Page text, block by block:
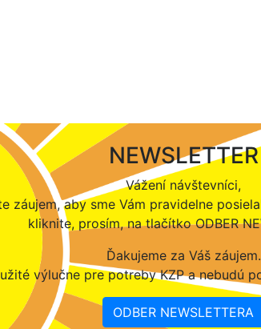
NEWSLETTER
Vážení návštevníci,
záujem, aby sme Vám pravidelne
kliknite, prosím, na tlačítko ODBER
Ďakujeme za Váš záujem.
výlučne pre potreby KZP a nebudú
ODBER NEWSLETTERA